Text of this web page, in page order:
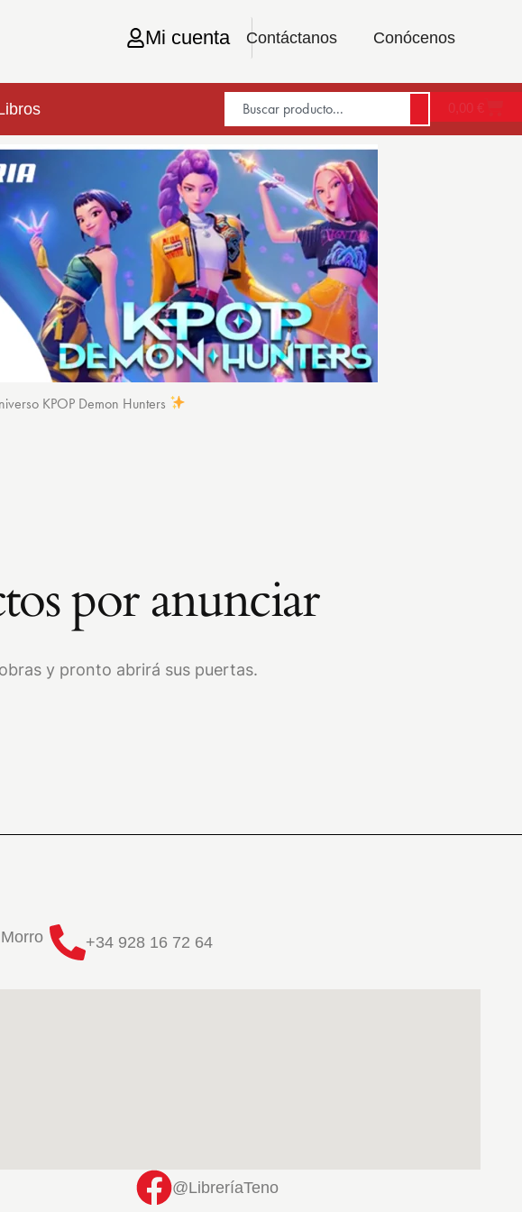
Contáctanos Conócenos
Mi cuenta
0,00 €
KPOP Demon Hunters
por anunciar
y pronto abrirá sus puertas.
+34 928 16 72 64
@LibreríaTeno